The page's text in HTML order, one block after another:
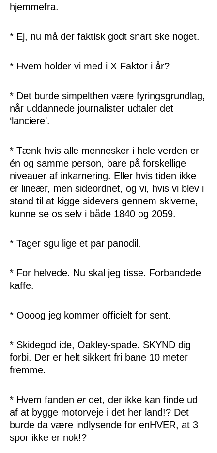
hjemmefra.
* Ej, nu må der faktisk godt snart ske noget.
* Hvem holder vi med i X-Faktor i år?
* Det burde simpelthen være fyringsgrundlag,
når uddannede journalister udtaler det
‘lanciere’.
* Tænk hvis alle mennesker i hele verden er
én og samme person, bare på forskellige
niveauer af inkarnering. Eller hvis tiden ikke
er lineær, men sideordnet, og vi, hvis vi blev i
stand til at kigge sidevers gennem skiverne,
kunne se os selv i både 1840 og 2059.
* Tager sgu lige et par panodil.
* For helvede. Nu skal jeg tisse. Forbandede
kaffe.
* Oooog jeg kommer officielt for sent.
* Skidegod ide, Oakley-spade. SKYND dig
forbi. Der er helt sikkert fri bane 10 meter
fremme.
* Hvem fanden erdet, der ikke kan finde ud
af at bygge motorveje i det her land!? Det
burde da være indlysende for enHVER, at 3
spor ikke er nok!?